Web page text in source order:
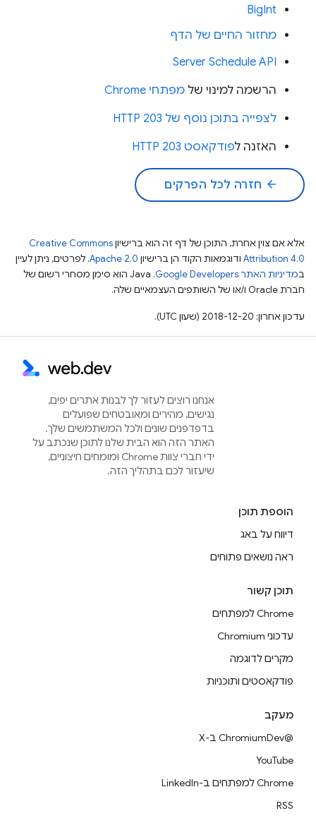
BigInt
מחזור החיים של הדף
Server Schedule API
הרשמה למינוי של מפתחי Chrome
לצפייה בתוכן נוסף של HTTP 203
האזנה לפודקאסט HTTP 203
arrow_back חזרה לכל הפרקים
אלא אם צוין אחרת, התוכן של דף זה הוא ברישיוןCreative Commons
Attribution 4.0 ודוגמאות הקוד הן ברישיון Apache 2.0. לפרטים, ניתן לעיין
במדיניות האתר Google Developers‏
.‏ Java הוא סימן מסחרי רשום של
חברת Oracle ו/או של השותפים העצמאיים שלה.
עדכון אחרון: 2018-12-20 (שעון UTC).
אנחנו רוצים לעזור לך לבנות אתרים יפים,
נגישים, מהירים ומאובטחים שפועלים
בדפדפנים שונים ולכל המשתמשים שלך.
האתר הזה הוא הבית שלנו לתוכן שנכתב על
ידי חברי צוות Chrome ומומחים חיצוניים,
שיעזור לכם בתהליך הזה.
הוספת תוכן
דיווח על באג
ראה נושאים פתוחים
תוכן קשור
Chrome למפתחים
עדכוני Chromium
מקרים לדוגמה
פודקאסטים ותוכניות
מעקב
@ChromiumDev ב-X
YouTube
Chrome למפתחים ב-LinkedIn
RSS